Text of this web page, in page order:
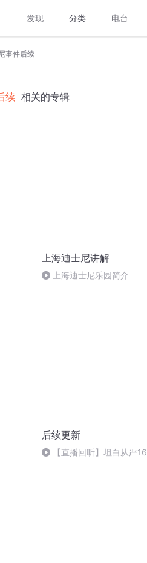
发现 分类 电台
事件后续
续 相关的专辑
上海迪士尼讲解
上海迪士尼乐园简介
后续更新
【直播回听】坦白从严16